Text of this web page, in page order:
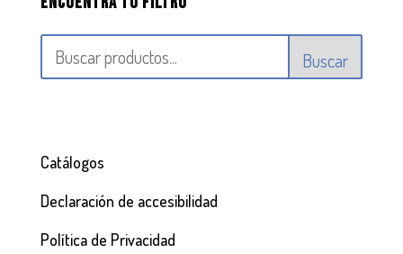
Buscar
Catálogos
Declaración de accesibilidad
Política de Privacidad